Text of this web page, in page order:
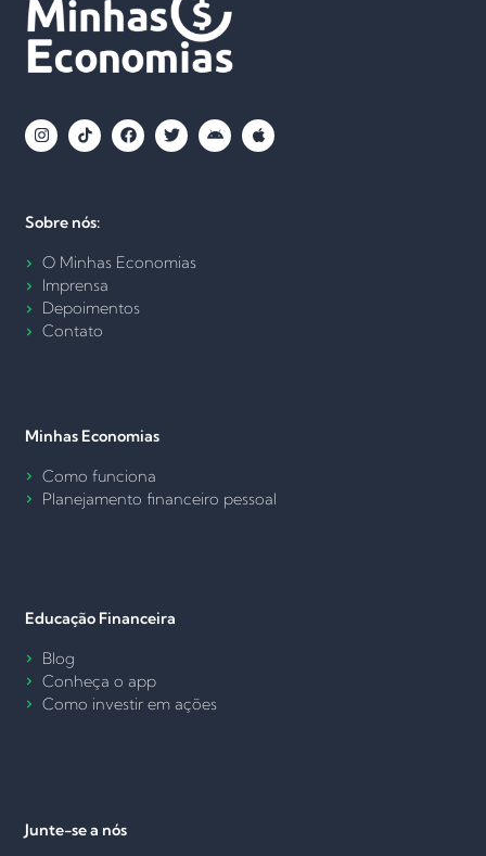
Sobre nós:
O Minhas Economias
Imprensa
Depoimentos
Contato
Minhas Economias
Como funciona
Planejamento financeiro pessoal
Educação Financeira
Blog
Conheça o app
Como investir em ações
Junte-se a nós